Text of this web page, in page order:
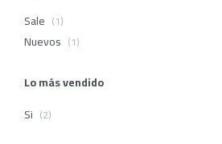
Sale (1)
Nuevos (1)
Lo más vendido
Si (2)